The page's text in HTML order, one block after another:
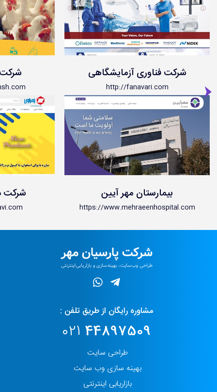
شرکت فناوری آزمایشگاهی
http://fanavari.com
بیمارستان مهر آیین
https://www.mehraeenhospital.com
شرکت
مشاوره رایگان از طریق تلفن :
021 44897509
طراحی سایت
بهینه سازی وب سایت
بازاریابی اینترنتی